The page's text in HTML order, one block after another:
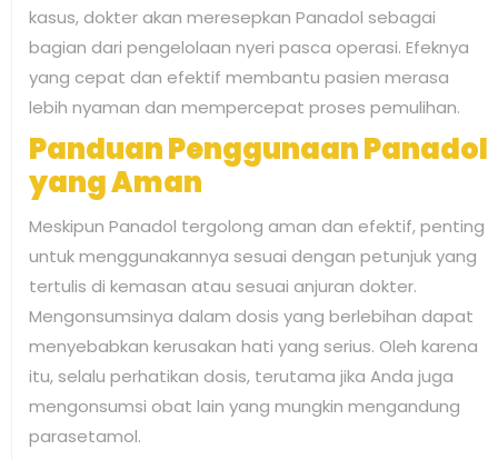
kasus, dokter akan meresepkan Panadol sebagai
bagian dari pengelolaan nyeri pasca operasi. Efeknya
yang cepat dan efektif membantu pasien merasa
lebih nyaman dan mempercepat proses pemulihan.
Panduan Penggunaan Panadol
yang Aman
Meskipun Panadol tergolong aman dan efektif, penting
untuk menggunakannya sesuai dengan petunjuk yang
tertulis di kemasan atau sesuai anjuran dokter.
Mengonsumsinya dalam dosis yang berlebihan dapat
menyebabkan kerusakan hati yang serius. Oleh karena
itu, selalu perhatikan dosis, terutama jika Anda juga
mengonsumsi obat lain yang mungkin mengandung
parasetamol.